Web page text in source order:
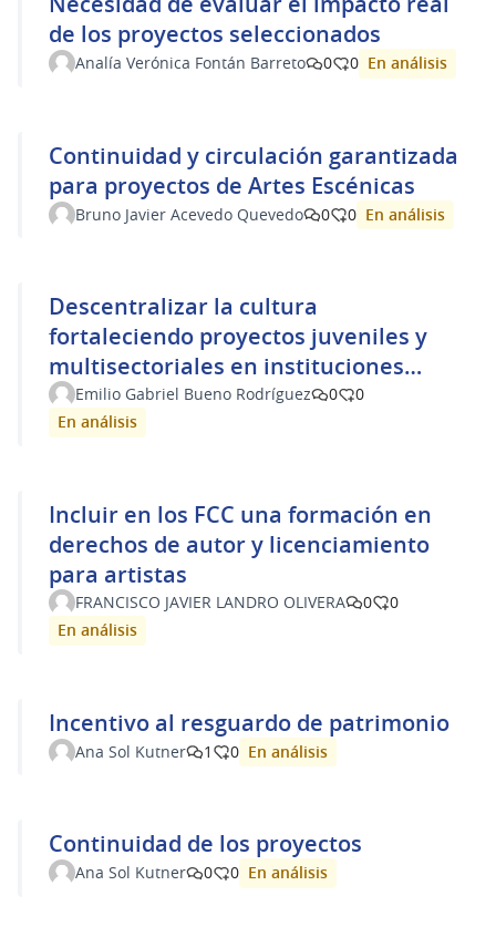
de los proyectos seleccionados
Analía Verónica Fontán Barreto 0 0 En análisis
Continuidad y circulación garantizada
para proyectos de Artes Escénicas
Bruno Javier Acevedo Quevedo 0 0 En análisis
Descentralizar la cultura
fortaleciendo proyectos juveniles y
multisectoriales en instituciones
públicas del interior.
Emilio Gabriel Bueno Rodríguez 0
0
En análisis
Incluir en los FCC una formación en
derechos de autor y licenciamiento
para artistas
FRANCISCO JAVIER LANDRO OLIVERA 0
0
En análisis
Incentivo al resguardo de patrimonio
Ana Sol Kutner 1 0 En análisis
Continuidad de los proyectos
Ana Sol Kutner 0 0 En análisis